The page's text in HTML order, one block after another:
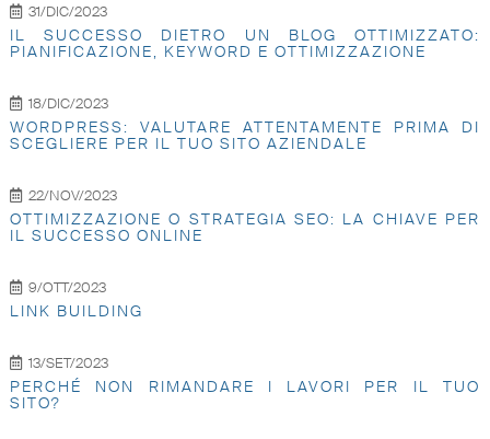
31/DIC/2023
IL SUCCESSO DIETRO UN BLOG OTTIMIZZATO:
PIANIFICAZIONE, KEYWORD E OTTIMIZZAZIONE
18/DIC/2023
WORDPRESS: VALUTARE ATTENTAMENTE PRIMA DI
SCEGLIERE PER IL TUO SITO AZIENDALE
22/NOV/2023
OTTIMIZZAZIONE O STRATEGIA SEO: LA CHIAVE PER
IL SUCCESSO ONLINE
9/OTT/2023
LINK BUILDING
13/SET/2023
PERCHÉ NON RIMANDARE I LAVORI PER IL TUO
SITO?